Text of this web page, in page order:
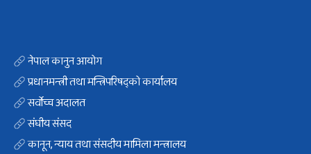
नेपाल कानुन आयोग
प्रधानमन्त्री तथा मन्त्रिपरिषद्को कार्यालय
सर्वोच्च अदालत
संघीय संसद
कानून, न्याय तथा संसदीय मामिला मन्त्रालय